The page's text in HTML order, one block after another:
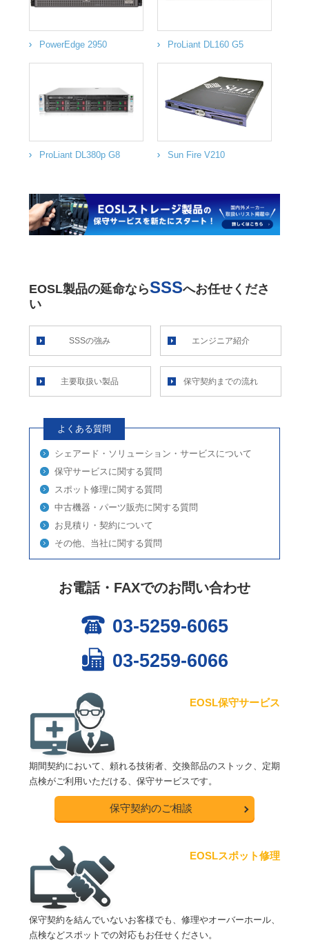
PowerEdge 2950 ProLiant DL160 G5
ProLiant DL380p G8 Sun Fire V210
EOSL製品の延命ならSSSへお任せくださ
い
SSSの強み エンジニア紹介
主要取扱い製品 保守契約までの流れ
よくある質問
シェアード・ソリューション・サービスについて
保守サービスに関する質問
スポット修理に関する質問
中古機器・パーツ販売に関する質問
お見積り・契約について
その他、当社に関する質問
お電話・FAXでのお問い合わせ
03-5259-6065
03-5259-6066
EOSL保守サービス
期間契約において、頼れる技術者、交換部品のストック、定期
点検がご利用いただける、保守サービスです。
保守契約のご相談
EOSLスポット修理
保守契約を結んでいないお客様でも、修理やオーバーホール、
点検などスポットでの対応もお任せください。